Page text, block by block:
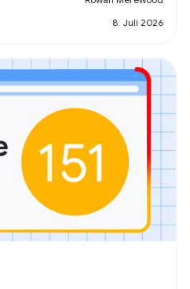
8. Juli 2026